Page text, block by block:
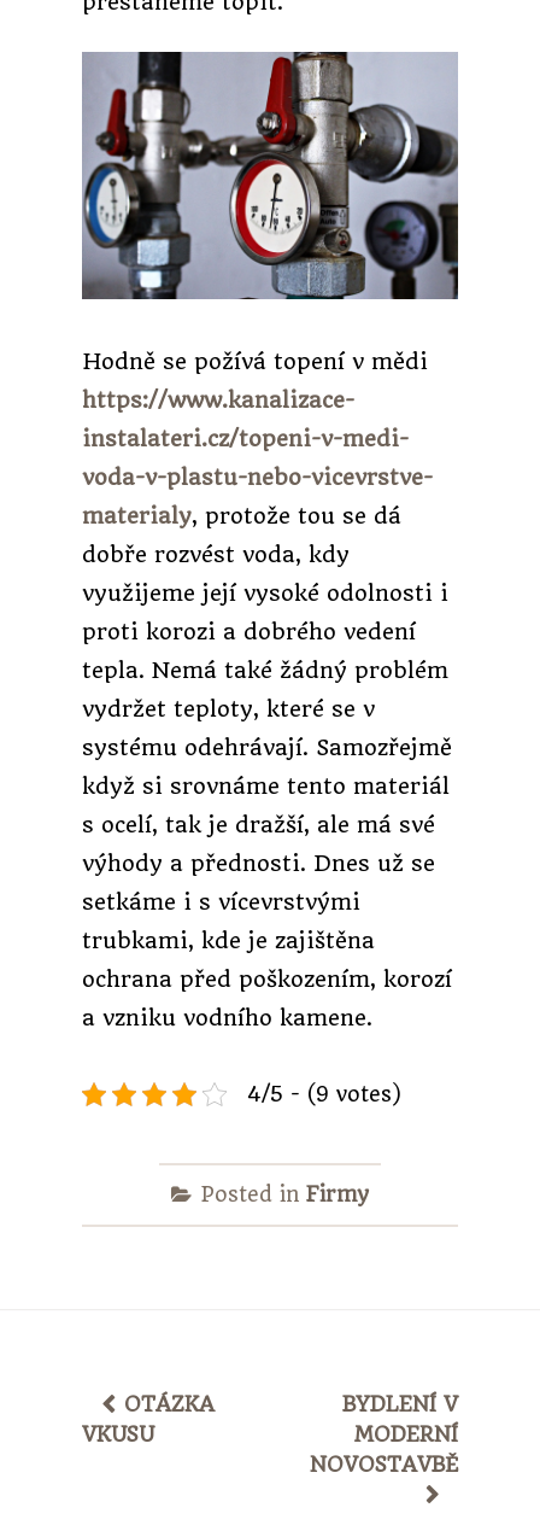
Hodně se požívá topení v mědi
https://www.kanalizace-
instalateri.cz/topeni-v-medi-
voda-v-plastu-nebo-vicevrstve-
materialy, protože tou se dá
dobře rozvést voda, kdy
využijeme její vysoké odolnosti i
proti korozi a dobrého vedení
tepla. Nemá také žádný problém
vydržet teploty, které se v
systému odehrávají. Samozřejmě
když si srovnáme tento materiál
s ocelí, tak je dražší, ale má své
výhody a přednosti. Dnes už se
setkáme i s vícevrstvými
trubkami, kde je zajištěna
ochrana před poškozením, korozí
a vzniku vodního kamene.
4/5 - (9 votes)
Posted in Firmy
POST
NAVIGATION
OTÁZKA
VKUSU
BYDLENÍ V
MODERNÍ
NOVOSTAVBĚ